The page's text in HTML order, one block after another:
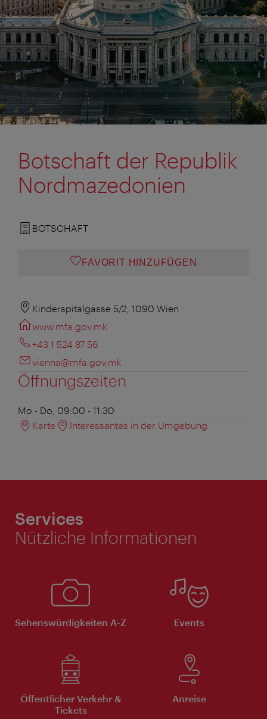
Botschaft der Republik
Nordmazedonien
BOTSCHAFT
FAVORIT HINZUFÜGEN
Kinderspitalgasse 5/2, 1090 Wien
www.mfa.gov.mk
+43 1 524 87 56
vienna@mfa.gov.mk
Öffnungszeiten
Mo - Do, 09:00 - 11:30
Karte
Interessantes in der Umgebung
Services
Nützliche Informationen
Sehenswürdigkeiten A-Z Events
Öffentlicher Verkehr &
Tickets
Anreise